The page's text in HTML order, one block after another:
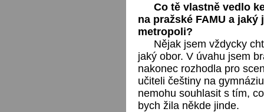
Co tě vlastně vedlo
na pražské FAMU a
metropoli?
Nějak jsem vždycky
jaký obor. V úvahu jsem
nakonec rozhodla pro
učiteli češtiny na
nemohu souhlasit s tím,
bych žila někde jinde.